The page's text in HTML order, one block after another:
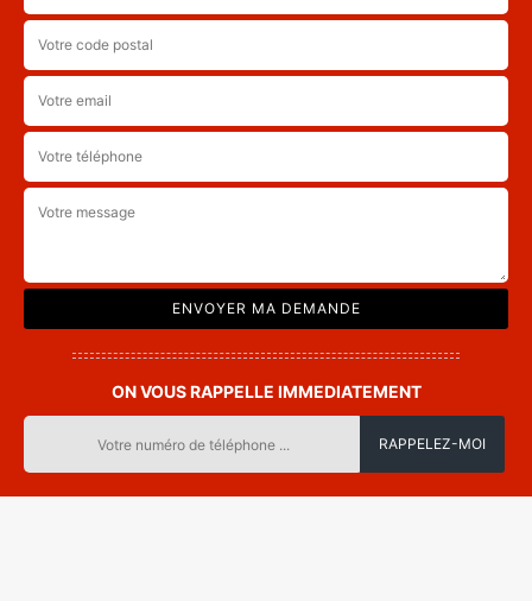
ON VOUS RAPPELLE IMMEDIATEMENT